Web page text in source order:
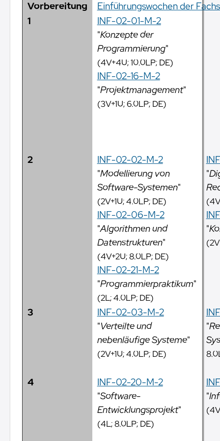
Vorbereitung
Einführungswochen der
1
INF-02-01-M-2
"Konzepte der
Programmierung"
(4V+4U; 10.0LP; DE)
INF-02-16-M-2
"Projektmanagement"
(3V+1U; 6.0LP; DE)
2
INF-02-02-M-2
"Modellierung von
Software-Systemen"
(2V+1U; 4.0LP; DE)
INF-02-06-M-2
"Algorithmen und
Datenstrukturen"
(4V+2U; 8.0LP; DE)
INF-02-21-M-2
"Programmierpraktikum"
(2L; 4.0LP; DE)
"
"
3
INF-02-03-M-2
"Verteilte und
nebenläufige Systeme"
(2V+1U; 4.0LP; DE)
"
4
INF-02-20-M-2
"Software-
Entwicklungsprojekt"
(4L; 8.0LP; DE)
"